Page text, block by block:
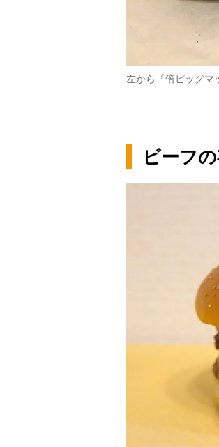
左から『倍ビッグマ
ビーフ